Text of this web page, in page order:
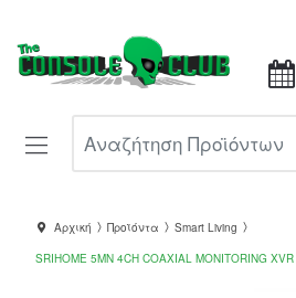
Αρχική Προϊόντα
Smart Living
SRIHOME 5MN 4CH COAXIAL MONITORING